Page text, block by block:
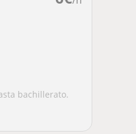
bachillerato.